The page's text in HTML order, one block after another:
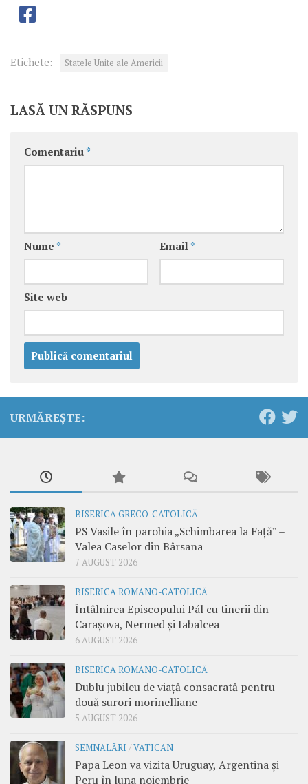
Etichete: Statele Unite ale Americii
LASĂ UN RĂSPUNS
Comentariu *
Nume * Email *
Site web
URMĂREȘTE:
BISERICA GRECO-CATOLICĂ
PS Vasile în parohia „Schimbarea la Față” –
Valea Caselor din Bârsana
7 AUGUST 2026
BISERICA ROMANO-CATOLICĂ
Întâlnirea Episcopului Pál cu tinerii din
Carașova, Nermed și Iabalcea
6 AUGUST 2026
BISERICA ROMANO-CATOLICĂ
Dublu jubileu de viață consacrată pentru
două surori morinelliane
5 AUGUST 2026
SEMNALĂRI /VATICAN
Papa Leon va vizita Uruguay, Argentina și
Peru în luna noiembrie